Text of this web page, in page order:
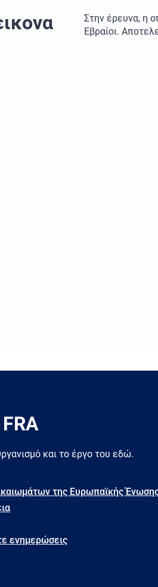
Στην έρευνα, η
Εβραίοι.
και το έργο του εδώ.
της Ευρωπαϊκής
ενημερώσεις